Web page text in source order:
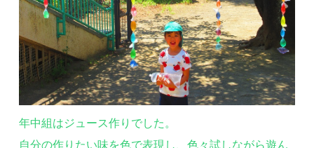
年中組はジュース作りでした。
自分の作りたい味を色で表現し、色々試しながら遊ん